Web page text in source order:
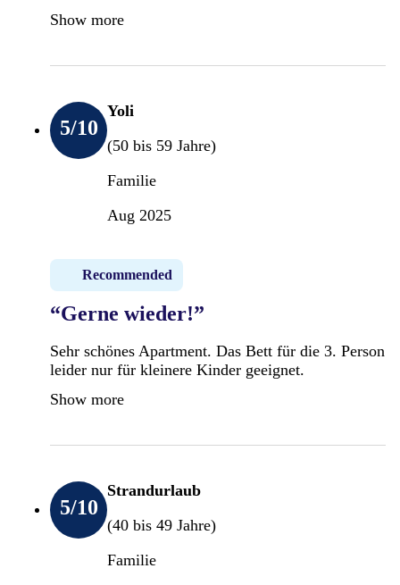
Show more
5/10
Yoli
(50 bis 59 Jahre)
Familie
Aug 2025
Recommended
“Gerne wieder!”
Sehr schönes Apartment. Das Bett für die 3. Person
leider nur für kleinere Kinder geeignet.
Show more
5/10
Strandurlaub
(40 bis 49 Jahre)
Familie